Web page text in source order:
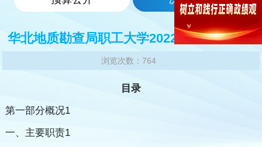
培训评价
预决算公开
华北地质勘查局职工大学2022年度部门决算
浏览次数：764
目录
第一部分概况1
一、主要职责1